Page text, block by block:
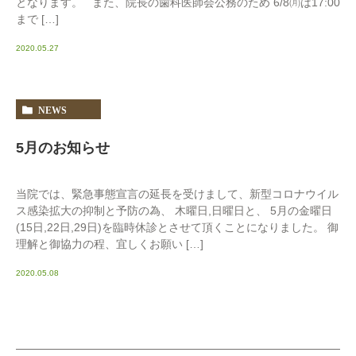
まで […]
2020.05.27
NEWS
5月のお知らせ
当院では、緊急事態宣言の延長を受けまして、新型コロナウイル
ス感染拡大の抑制と予防の為、 木曜日,日曜日と、 5月の金曜日
(15日,22日,29日)を臨時休診とさせて頂くことになりました。 御
理解と御協力の程、宜しくお願い […]
2020.05.08